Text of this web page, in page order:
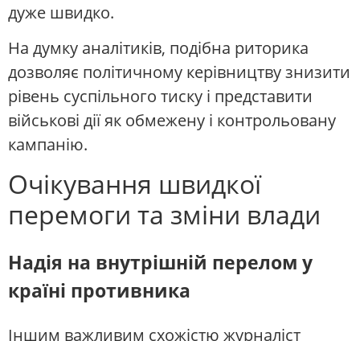
дуже швидко.
На думку аналітиків, подібна риторика
дозволяє політичному керівництву знизити
рівень суспільного тиску і представити
військові дії як обмежену і контрольовану
кампанію.
Очікування швидкої
перемоги та зміни влади
Надія на внутрішній перелом у
країні противника
Іншим важливим схожістю журналіст